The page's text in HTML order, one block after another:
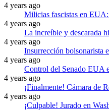
4 years ago
Milicias fascistas en
4 years ago
La increíble y descarada
4 years ago
Insurrección bolsonarista
4 years ago
Control del Senado EUA
4 years ago
¡Finalmente! Cámara de
4 years ago
¡Culpable! Jurado en